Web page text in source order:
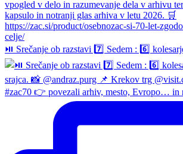
⏯️ Srečanje ob razstavi 7️⃣ Sedem : 6️⃣
#zac70 👉 povezali arhiv, mesto, Evropo… in